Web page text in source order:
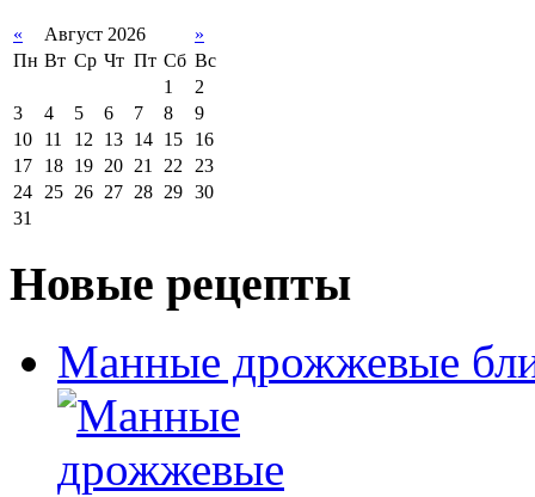
« Август 2026
»
Пн Вт Ср Чт Пт Сб Вс
1
2
3
4 5 6 7 8
9
10
11 12 13 14 15
16
17
18 19 20 21 22 23
24 25 26 27 28 29 30
31
Новые рецепты
Манные дрожжевые